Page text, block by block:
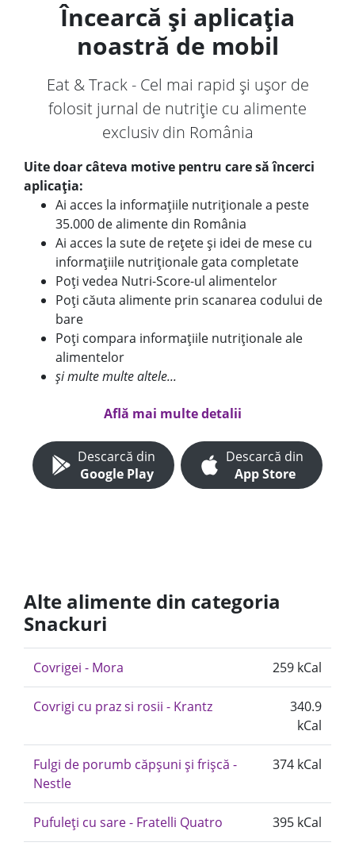
Încearcă și aplicația
noastră de mobil
Eat & Track - Cel mai rapid și ușor de
folosit jurnal de nutriție cu alimente
exclusiv din România
Uite doar câteva motive pentru care să încerci
aplicația:
Ai acces la informațiile nutriționale a peste
35.000 de alimente din România
Ai acces la sute de rețete și idei de mese cu
informațiile nutriționale gata completate
Poți vedea Nutri-Score-ul alimentelor
Poți căuta alimente prin scanarea codului de
bare
Poți compara informațiile nutriționale ale
alimentelor
și multe multe altele...
Află mai multe detalii
Descarcă din
Google Play
Descarcă din
App Store
Alte alimente din categoria
Snackuri
Covrigei - Mora 259 kCal
Covrigi cu praz si rosii - Krantz
340.9
kCal
Fulgi de porumb căpșuni și frișcă -
Nestle
374 kCal
Pufuleți cu sare - Fratelli Quatro 395 kCal